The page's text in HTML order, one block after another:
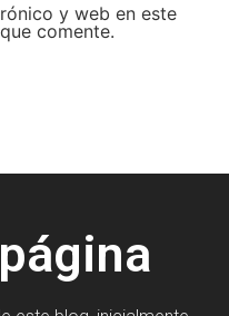
y web en este
comente.